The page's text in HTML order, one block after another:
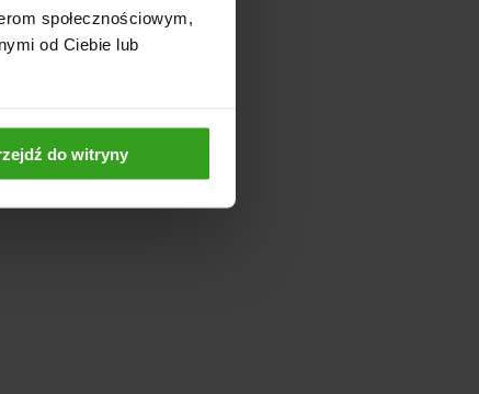
społecznościowym,
od Ciebie lub
do witryny